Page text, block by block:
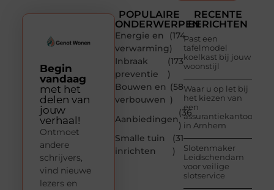
POPULAIRE
ONDERWERPEN
Energie en
verwarming
(174
)
Inbraak
preventie
(173
)
Bouwen en
verbouwen
(58
)
Aanbiedingen
(36
)
Smalle tuin
inrichten
(31
)
RECENTE
BERICHTEN
Past een
tafelmodel
koelkast bij jouw
woonstijl
Waar u op let bij
het kiezen van
een
assurantiekantoor
in Arnhem
Slotenmaker
Leidschendam
voor veilige
slotservice
Begin
vandaag
met het
delen van
jouw
verhaal!
Ontmoet
andere
schrijvers,
vind nieuwe
lezers en